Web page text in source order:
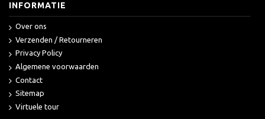
INFORMATIE
Over ons
Verzenden / Retourneren
Privacy Policy
Algemene voorwaarden
Contact
Sitemap
Virtuele tour